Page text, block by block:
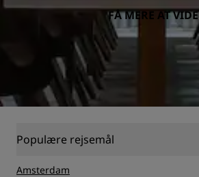
FÅ MERE AT VIDE
Populære rejsemål
Amsterdam